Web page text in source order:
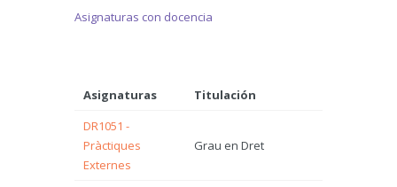
Asignaturas con docencia
Asignaturas
Titulación
DR1051 -
Pràctiques
Externes
Grau en Dret